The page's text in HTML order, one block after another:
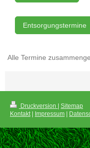
Entsorgungstermine
Alle Termine
Druckversion | Sitemap
Kontakt | Impressum |